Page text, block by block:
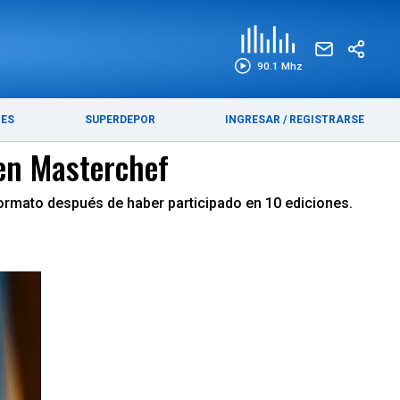
90.1 Mhz
SUPERDEPOR INGRESAR / REGISTRARSE
Masterchef
después de haber participado en 10 ediciones.